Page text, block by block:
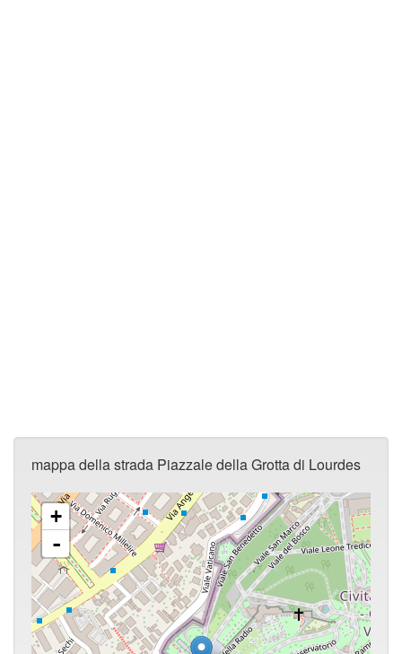
mappa della strada Piazzale della Grotta di Lourdes
+
-